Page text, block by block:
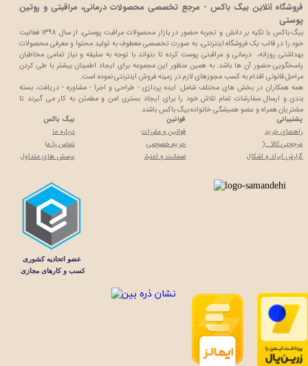
پشتیبانی
راهنمای خرید
مرجوعی کالا :(
گزارش ایراد و اشکال
قوانین
قوانین و مقررات
حریم خصوصی
ضمانت و اعتبار
بیگ باکس
درباره ما
تماس با ما
پرسش های متداول
فروشگاه آنلاین بیگ باکس - مرجع تخصصی محصولات درمانی، مراقبتی و روتین
پوستی
بیگ باکس با تکیه بر دانش و تجربه حضور در بازار محصولات مراقبت پوستی، از سال 1398 فعالیت
خود را در قالب یک فروشگاه اینترنتی، به صورت تخصصی معطوف به تولید محتوا و معرفی محصولات
بهداشتی روزانه، درمانی و مراقبتی پوست کرده تا بتواند با توجه به سلیقه و نیاز تمامی مخاطبان
پاسخگویی حضور آن ها باشد. به همین منظور این مجموعه برای ایجاد اطمینان بیشتر با طی کردن
مراحل قانونی اقدام به کسب مجوزهای لازم در زمینه فروش اینترنتی نموده است.
همه همکاران در بخش های مختلف شامل: ایده پردازی - طراحی و اجرا - مشاوره - دریافت، بسته
بندی و ارسال سفارشات تمام تلاش خود را برای ایجاد بستری امن و مطمئن به کار می گیرند تا
مشتریان همراه و عضو همیشگی خانواده بیگ باکس باشند.